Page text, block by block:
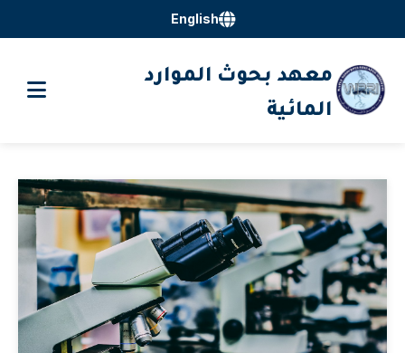
English
معهد بحوث الموارد
المائية